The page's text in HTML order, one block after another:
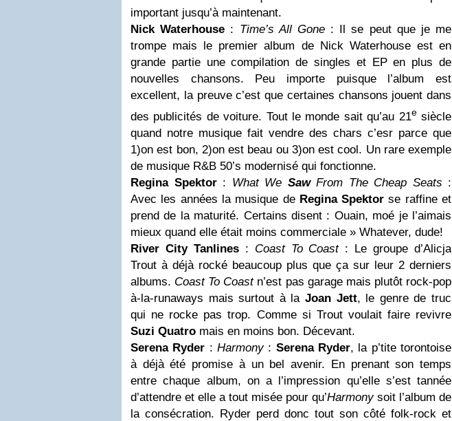
important jusqu’à maintenant.
Nick Waterhouse : Time’s All Gone: Il se peut que je me
trompe mais le premier album de Nick Waterhouse est en
grande partie une compilation de singles et EP en plus de
nouvelles chansons. Peu importe puisque l’album est
excellent, la preuve c’est que certaines chansons jouent dans
des publicités de voiture. Tout le monde sait qu’au 21esiècle
quand notre musique fait vendre des chars c’esr parce que
1)on est bon, 2)on est beau ou 3)on est cool. Un rare exemple
de musique R&B 50’s modernisé qui fonctionne.
Regina Spektor : What We SawFrom The Cheap Seats :
Avec les années la musique de Regina Spektor se raffine et
prend de la maturité. Certains disent : Ouain, moé je l’aimais
mieux quand elle était moins commerciale » Whatever, dude!
River City Tanlines: Coast To Coast: Le groupe d’Alicja
Trout à déjà rocké beaucoup plus que ça sur leur 2 derniers
albums. Coast To Coastn’est pas garage mais plutôt rock-pop
à-la-runaways mais surtout à la Joan Jett, le genre de truc
qui ne rocke pas trop. Comme si Trout voulait faire revivre
Suzi Quatro mais en moins bon. Décevant.
Serena Ryder :Harmony: Serena Ryder, la p’tite torontoise
à déjà été promise à un bel avenir. En prenant son temps
entre chaque album, on a l’impression qu’elle s’est tannée
d’attendre et elle a tout misée pour qu’Harmonysoit l’album de
la consécration. Ryder perd donc tout son côté folk-rock et